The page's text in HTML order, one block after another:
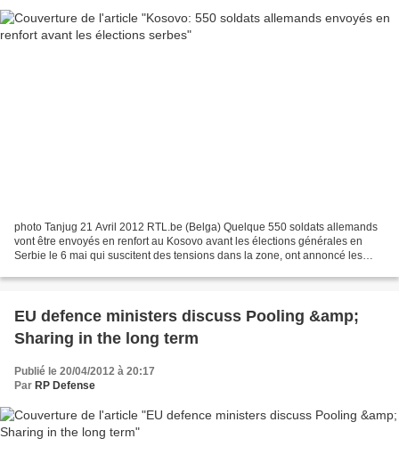
photo Tanjug 21 Avril 2012 RTL.be (Belga) Quelque 550 soldats allemands
vont être envoyés en renfort au Kosovo avant les élections générales en
Serbie le 6 mai qui suscitent des tensions dans la zone, ont annoncé les
EU defence ministers discuss Pooling &amp;
Sharing in the long term
Publié le 20/04/2012 à 20:17
Par RP Defense